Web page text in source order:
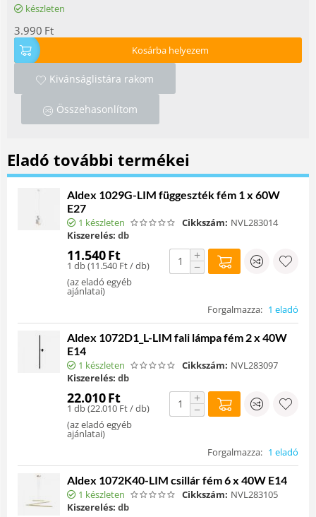
készleten
3.990 Ft
Kosárba helyezem
Kivánságlistára rakom
Összehasonlítom
Eladó további termékei
Aldex 1029G-LIM függeszték fém 1 x 60W
E27
1 készleten Cikkszám: NVL283014
Kiszerelés: db
11.540Ft
1 db (11.540 Ft/ db)
(az eladó egyéb
ajánlatai)
+
−
Forgalmazza: 1 eladó
Aldex 1072D1_L-LIM fali lámpa fém 2 x 40W
E14
1 készleten Cikkszám: NVL283097
Kiszerelés: db
22.010Ft
1 db (22.010 Ft/ db)
(az eladó egyéb
ajánlatai)
+
−
Forgalmazza: 1 eladó
Aldex 1072K40-LIM csillár fém 6 x 40W E14
1 készleten Cikkszám: NVL283105
Kiszerelés: db